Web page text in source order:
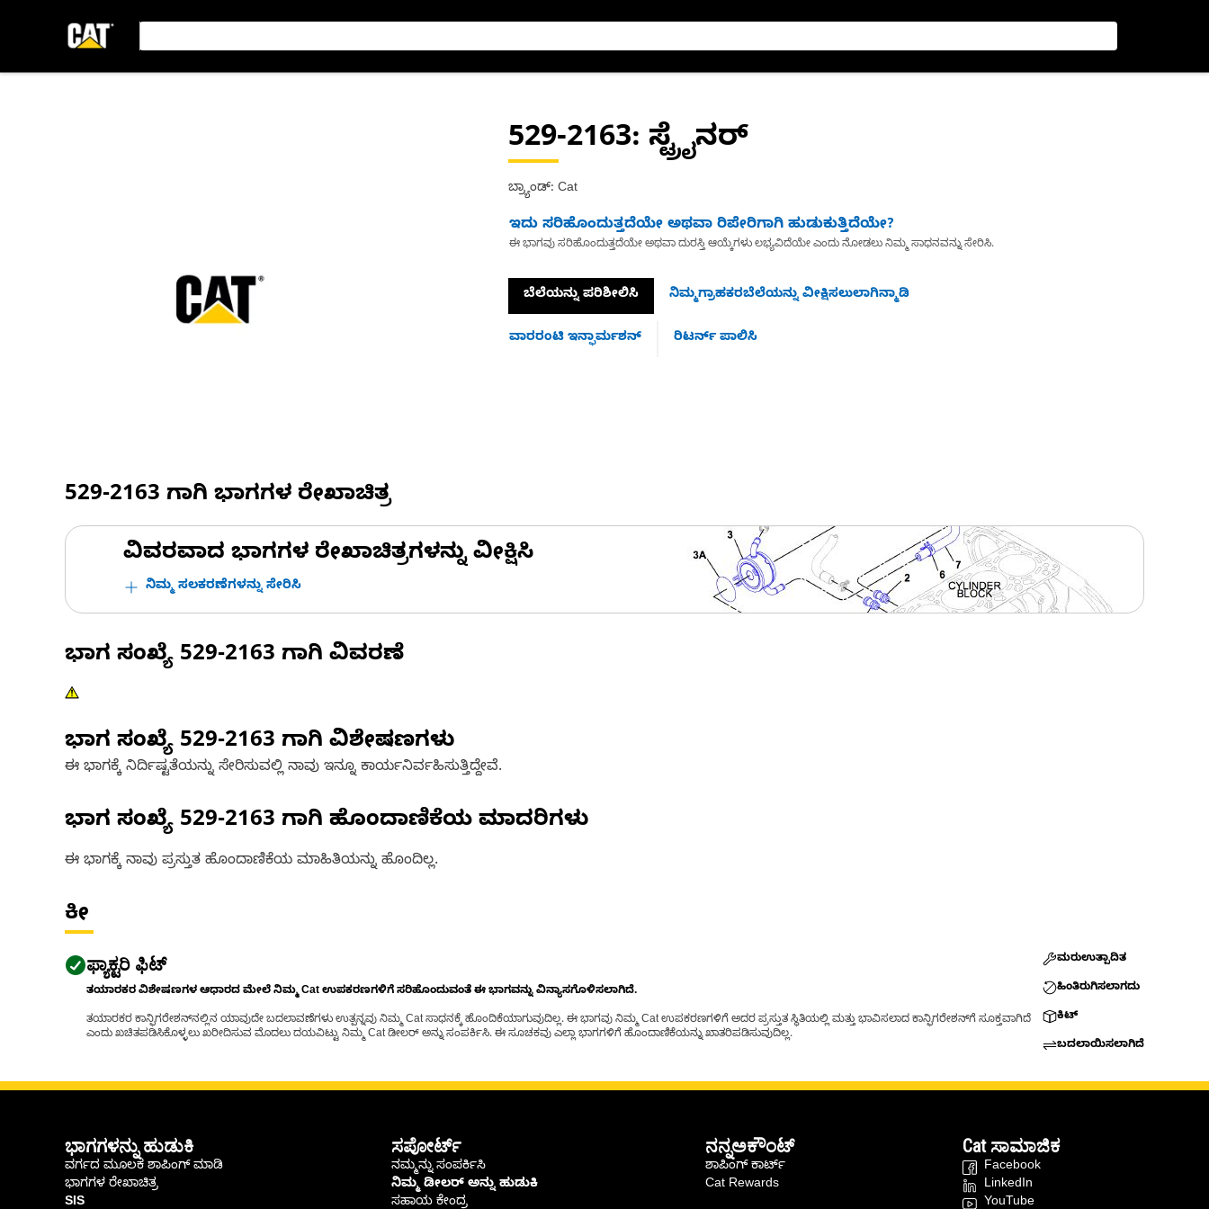
529-2163: ಸ್ಟ್ರೈನರ್
ಬ್ರ್ಯಾಂಡ್: Cat
ಇದು ಸರಿಹೊಂದುತ್ತದೆಯೇ ಅಥವಾ ರಿಪೇರಿಗಾಗಿ ಹುಡುಕುತ್ತಿದೆಯೇ?
ಈ ಭಾಗವು ಸರಿಹೊಂದುತ್ತದೆಯೇ ಅಥವಾ ದುರಸ್ತಿ ಆಯ್ಕೆಗಳು ಲಭ್ಯವಿದೆಯೇ ಎಂದು ನೋಡಲು ನಿಮ್ಮ ಸಾಧನವನ್ನು ಸೇರಿಸಿ.
ಬೆಲೆಯನ್ನು ಪರಿಶೀಲಿಸಿ ನಿಮ್ಮಗ್ರಾಹಕರಬೆಲೆಯನ್ನು ವೀಕ್ಷಿಸಲುಲಾಗಿನ್ಮಾಡಿ
ವಾರರಂಟಿ ಇನ್ಫಾರ್ಮಶನ್ ರಿಟರ್ನ್ ಪಾಲಿಸಿ
529-2163 ಗಾಗಿ ಭಾಗಗಳ ರೇಖಾಚಿತ್ರ
ವಿವರವಾದ ಭಾಗಗಳ ರೇಖಾಚಿತ್ರಗಳನ್ನು ವೀಕ್ಷಿಸಿ
ನಿಮ್ಮ ಸಲಕರಣೆಗಳನ್ನು ಸೇರಿಸಿ
ಭಾಗ ಸಂಖ್ಯೆ 529-2163 ಗಾಗಿ ವಿವರಣೆ
ಭಾಗ ಸಂಖ್ಯೆ 529-2163 ಗಾಗಿ ವಿಶೇಷಣಗಳು
ಈ ಭಾಗಕ್ಕೆ ನಿರ್ದಿಷ್ಟತೆಯನ್ನು ಸೇರಿಸುವಲ್ಲಿ ನಾವು ಇನ್ನೂ ಕಾರ್ಯನಿರ್ವಹಿಸುತ್ತಿದ್ದೇವೆ.
ಭಾಗ ಸಂಖ್ಯೆ 529-2163 ಗಾಗಿ ಹೊಂದಾಣಿಕೆಯ ಮಾದರಿಗಳು
ಈ ಭಾಗಕ್ಕೆ ನಾವು ಪ್ರಸ್ತುತ ಹೊಂದಾಣಿಕೆಯ ಮಾಹಿತಿಯನ್ನು ಹೊಂದಿಲ್ಲ.
ಕೀ
ಫ್ಯಾಕ್ಟರಿ ಫಿಟ್
ತಯಾರಕರ ವಿಶೇಷಣಗಳ ಆಧಾರದ ಮೇಲೆ ನಿಮ್ಮ Cat ಉಪಕರಣಗಳಿಗೆ ಸರಿಹೊಂದುವಂತೆ ಈ ಭಾಗವನ್ನು ವಿನ್ಯಾಸಗೊಳಿಸಲಾಗಿದೆ.
ತಯಾರಕರ ಕಾನ್ಫಿಗರೇಶನ್‌ನಲ್ಲಿನ ಯಾವುದೇ ಬದಲಾವಣೆಗಳು ಉತ್ಪನ್ನವು ನಿಮ್ಮ Cat ಸಾಧನಕ್ಕೆ ಹೊಂದಿಕೆಯಾಗುವುದಿಲ್ಲ. ಈ ಭಾಗವು ನಿಮ್ಮ Cat ಉಪಕರಣಗಳಿಗೆ ಅದರ ಪ್ರಸ್ತುತ ಸ್ಥಿತಿಯಲ್ಲಿ ಮತ್ತು ಭಾವಿಸಲಾದ ಕಾನ್ಫಿಗರೇಶನ್‌ಗೆ ಸೂಕ್ತವಾಗಿದೆ
ಎಂದು ಖಚಿತಪಡಿಸಿಕೊಳ್ಳಲು ಖರೀದಿಸುವ ಮೊದಲು ದಯವಿಟ್ಟು ನಿಮ್ಮ Cat ಡೀಲರ್ ಅನ್ನು ಸಂಪರ್ಕಿಸಿ. ಈ ಸೂಚಕವು ಎಲ್ಲಾ ಭಾಗಗಳಿಗೆ ಹೊಂದಾಣಿಕೆಯನ್ನು ಖಾತರಿಪಡಿಸುವುದಿಲ್ಲ.
ಮರುಉತ್ಪಾದಿತ
ಹಿಂತಿರುಗಿಸಲಾಗದು
ಕಿಟ್
ಬದಲಾಯಿಸಲಾಗಿದೆ
ಭಾಗಗಳನ್ನು ಹುಡುಕಿ
ವರ್ಗದ ಮೂಲಕ ಶಾಪಿಂಗ್ ಮಾಡಿ
ಭಾಗಗಳ ರೇಖಾಚಿತ್ರ
SIS
ಸಪೋರ್ಟ್
ನಮ್ಮನ್ನು ಸಂಪರ್ಕಿಸಿ
ನಿಮ್ಮ ಡೀಲರ್ ಅನ್ನು ಹುಡುಕಿ
ಸಹಾಯ ಕೇಂದ್ರ
ನನ್ನಅಕೌಂಟ್
ಶಾಪಿಂಗ್ ಕಾರ್ಟ್
Cat Rewards
Cat ಸಾಮಾಜಿಕ
Facebook
LinkedIn
YouTube